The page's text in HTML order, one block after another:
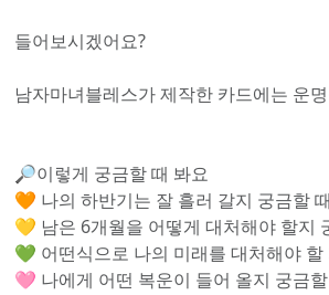
들어보시겠어요?
남자마녀블레스가 제작한 카드에는 운
🔎이렇게 궁금할 때 봐요
🧡 나의 하반기는 잘 흘러 갈지 궁금할 때
💛 남은 6개월을 어떻게 대처해야 할지
💚 어떤식으로 나의 미래를 대처해야 할
🩷 나에게 어떤 복운이 들어 올지 궁금할